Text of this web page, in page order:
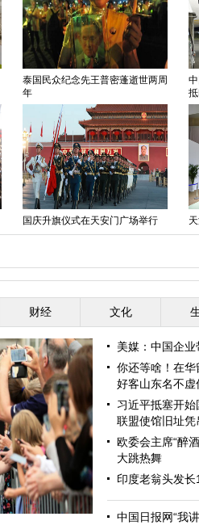
泰国民众纪念先王普密蓬逝世两周
年
国庆升旗仪式在天安门广场举行
财经 文化
美媒：中国企
你还等啥！在
好客山东名不虚
习近平抵塞开
联盟使馆旧址凭
欧委会主席“醉
大跳热舞
印度老翁头发
中国日报网“我